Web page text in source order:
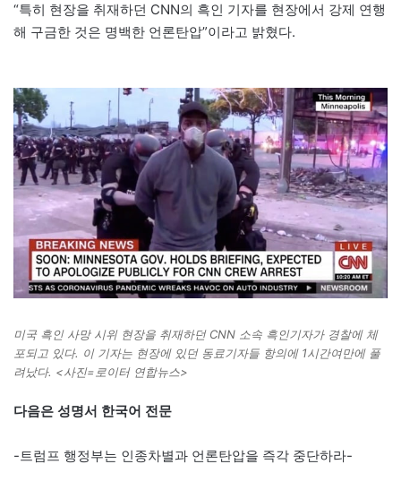
“특히 현장을 취재하던 CNN의 흑인 기자를 현장에서 강제 연행
해 구금한 것은 명백한 언론탄압”이라고 밝혔다.
미국 흑인 사망 시위 현장을 취재하던 CNN 소속 흑인기자가 경찰에 체
포되고 있다. 이 기자는 현장에 있던 동료기자들 항의에 1시간여만에 풀
려났다. <사진=로이터 연합뉴스>
다음은 성명서 한국어 전문
-트럼프 행정부는 인종차별과 언론탄압을 즉각 중단하라-